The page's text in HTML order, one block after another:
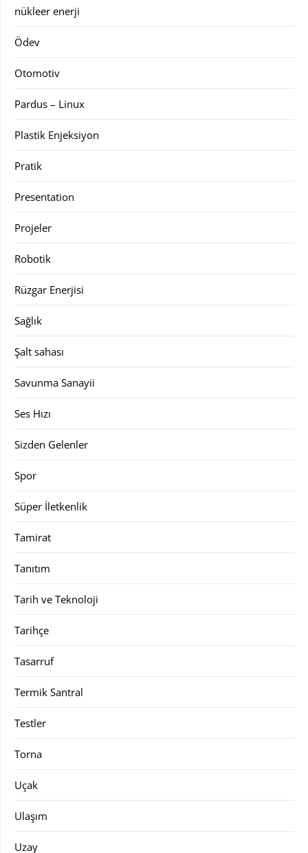
nükleer enerji
Ödev
Otomotiv
Pardus – Linux
Plastik Enjeksiyon
Pratik
Presentation
Projeler
Robotik
Rüzgar Enerjisi
Sağlık
Şalt sahası
Savunma Sanayii
Ses Hızı
Sizden Gelenler
Spor
Süper İletkenlik
Tamirat
Tanıtım
Tarih ve Teknoloji
Tarihçe
Tasarruf
Termik Santral
Testler
Torna
Uçak
Ulaşım
Uzay